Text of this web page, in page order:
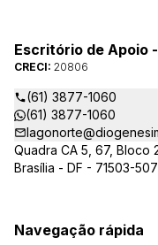
Escritório de Apoio
CRECI: 20806
(61) 3877-1060
(61) 3877-1060
Quadra CA 5, 67, Bloco
Brasília - DF - 71503-507
Navegação rápida